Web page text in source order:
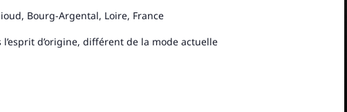
Bourg-Argental, Loire, France
d’origine, différent de la mode actuelle